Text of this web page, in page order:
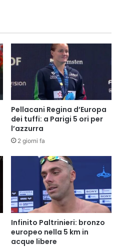
Pellacani Regina d’Europa
dei tuffi: a Parigi 5 ori per
l’azzurra
2 giorni fa
Infinito Paltrinieri: bronzo
europeo nella 5 km in
acque libere